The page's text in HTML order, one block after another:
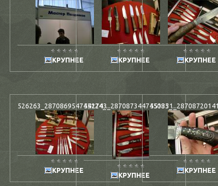
КРУПНЕЕ КРУПНЕЕ КРУПНЕЕ
526263_287086954745124_...
КРУПНЕЕ
542743_287087344745085_...
КРУПНЕЕ
КРУПНЕЕ